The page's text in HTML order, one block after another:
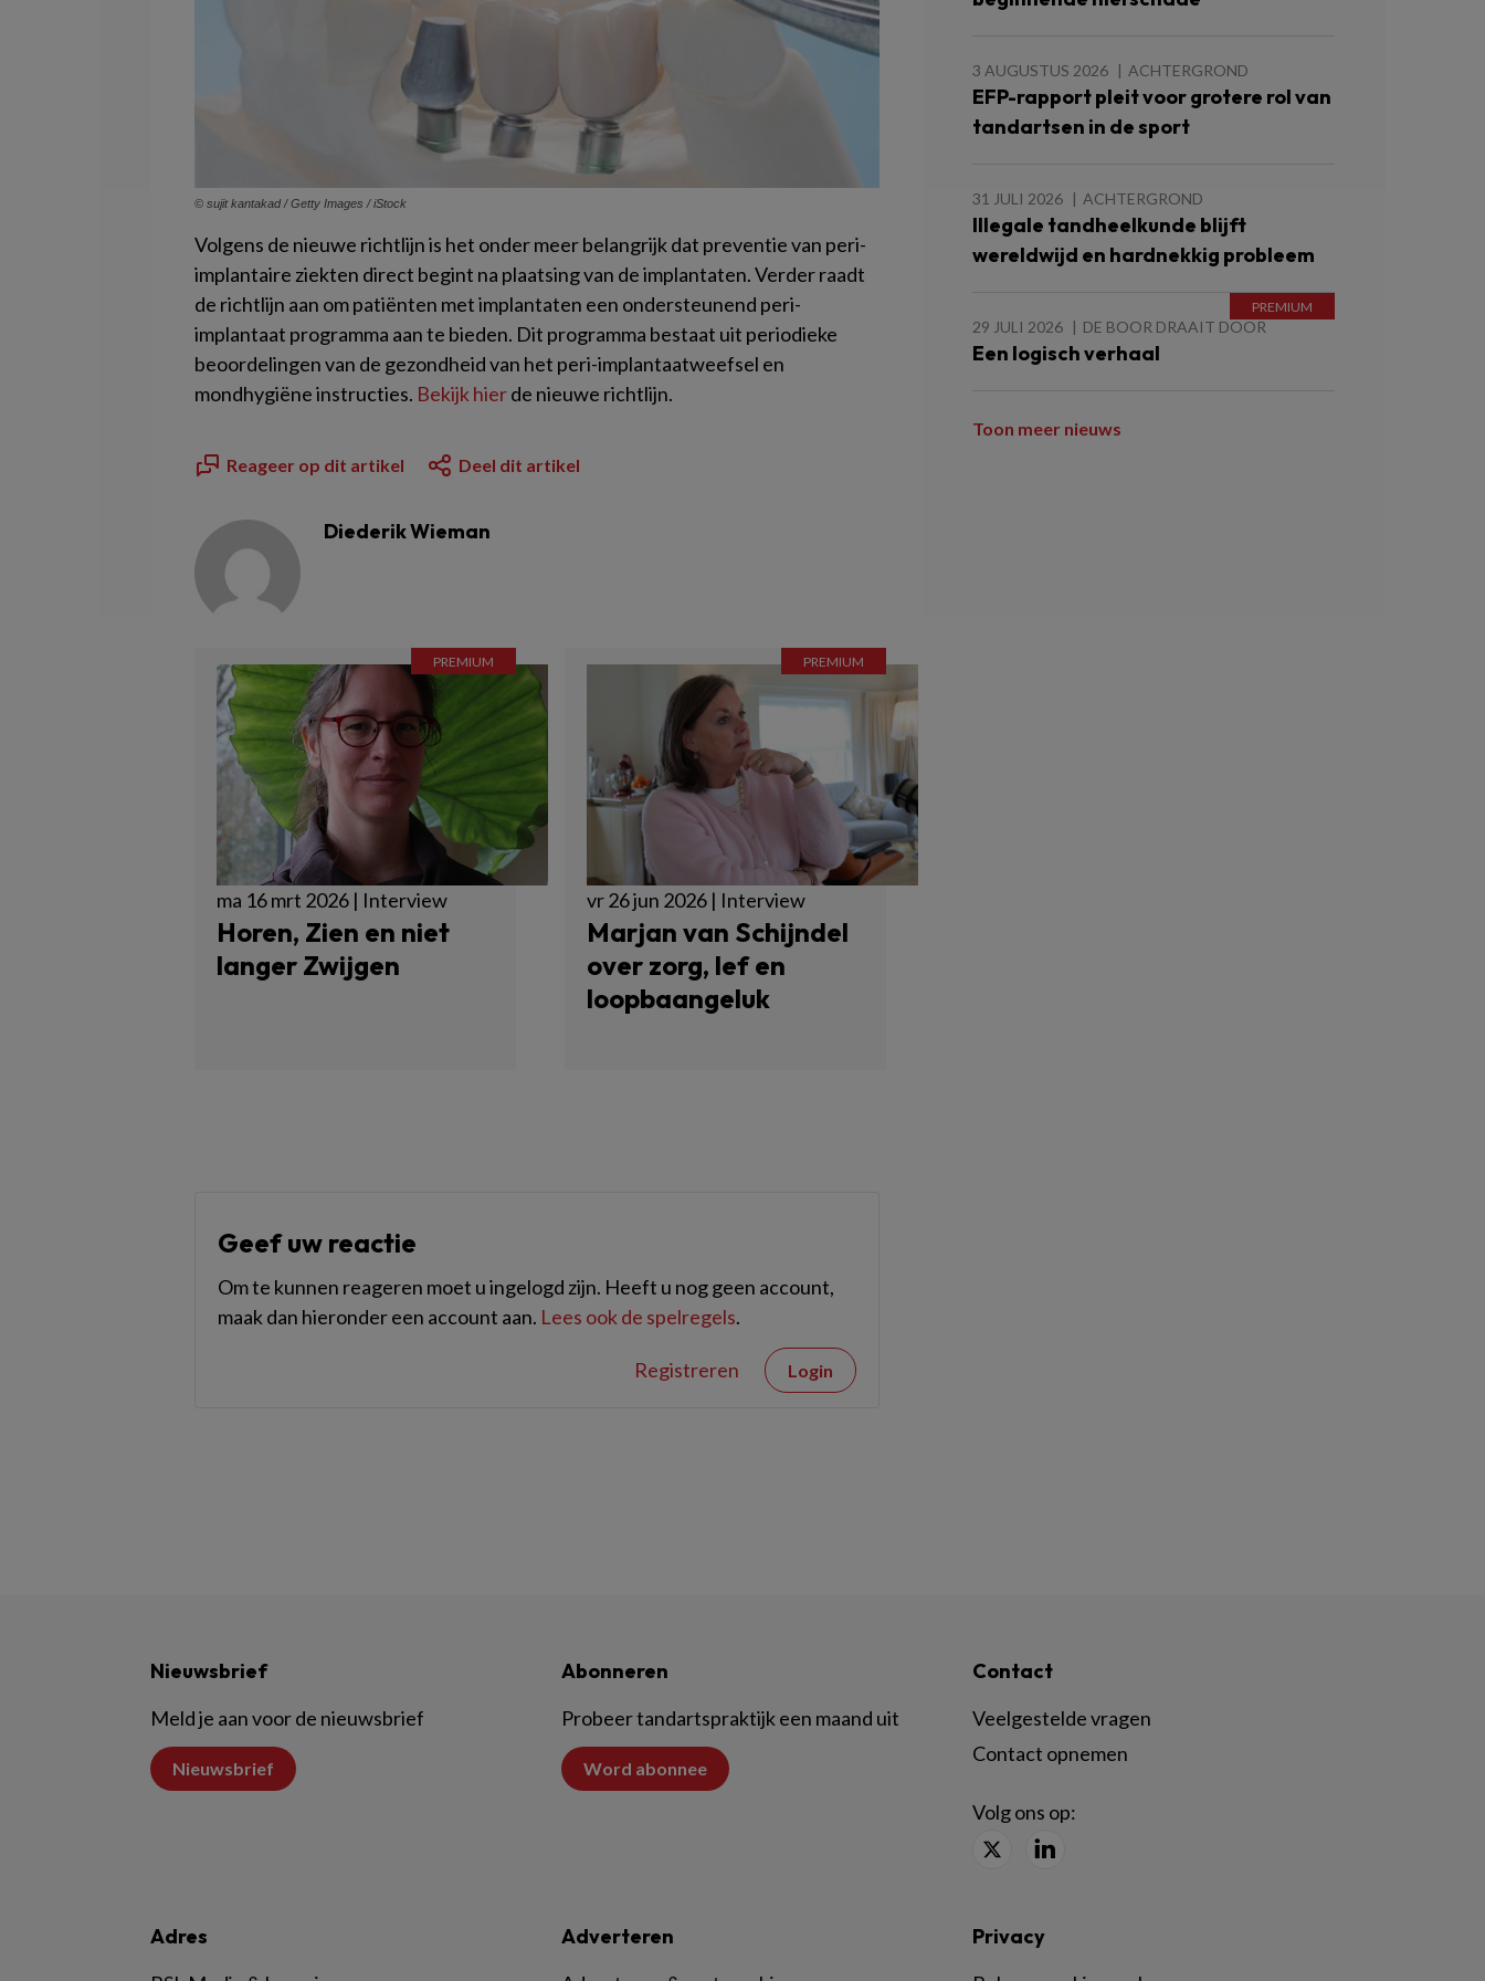
© sujit kantakad / Getty Images / iStock
Volgens de nieuwe richtlijn is het onder meer belangrijk dat preventie van peri-
implantaire ziekten direct begint na plaatsing van de implantaten. Verder raadt
de richtlijn aan om patiënten met implantaten een ondersteunend peri-
implantaat programma aan te bieden. Dit programma bestaat uit periodieke
beoordelingen van de gezondheid van het peri-implantaatweefsel en
mondhygiëne instructies. Bekijk hierde nieuwe richtlijn.
Reageer op dit artikel Deel dit artikel
Diederik Wieman
ma 16 mrt 2026 | Interview
Horen, Zien en niet
langer Zwijgen
vr 26 jun 2026 | Interview
Marjan van Schijndel
over zorg, lef en
loopbaangeluk
Geef uw reactie
Om te kunnen reageren moet u ingelogd zijn. Heeft u nog geen account,
maak dan hieronder een account aan. Lees ook de spelregels.
Registreren Login
3 AUGUSTUS 2026 ACHTERGROND
EFP-rapport pleit voor grotere rol van
tandartsen in de sport
31 JULI 2026 ACHTERGROND
Illegale tandheelkunde blijft
wereldwijd en hardnekkig probleem
29 JULI 2026 DE BOOR DRAAIT DOOR
Een logisch verhaal
Toon meer nieuws
Nieuwsbrief
Meld je aan voor de nieuwsbrief
Nieuwsbrief
Abonneren
Probeer tandartspraktijk een maand uit
Word abonnee
Contact
Veelgestelde vragen
Contact opnemen
Volg ons op:
Adres Adverteren Privacy